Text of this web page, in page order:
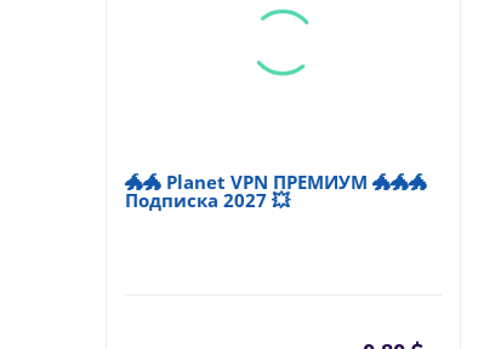
🐲🐲 Planet VPN ПРЕМИУМ 🐲🐲🐲
Подписка 2027 💥